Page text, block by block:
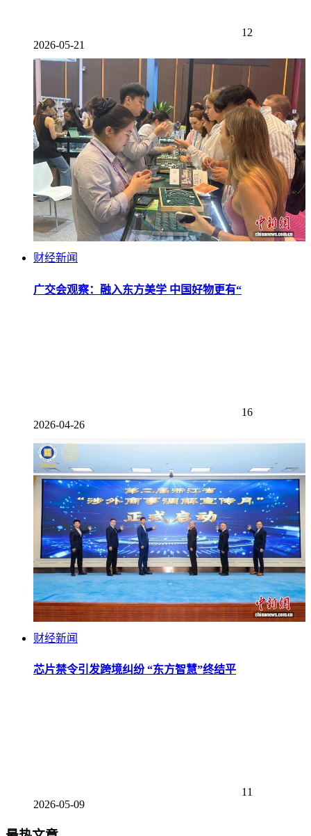
12
2026-05-21
财经新闻
广交会观察：融入东方美学 中国好物更有“
16
2026-04-26
财经新闻
芯片禁令引发跨境纠纷 “东方智慧”终结平
11
2026-05-09